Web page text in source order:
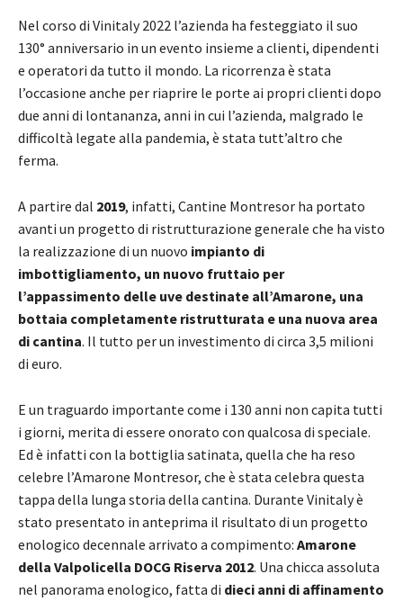
Nel corso di Vinitaly 2022 l’azienda ha festeggiato il suo
130° anniversario in un evento insieme a clienti, dipendenti
e operatori da tutto il mondo. La ricorrenza è stata
l’occasione anche per riaprire le porte ai propri clienti dopo
due anni di lontananza, anni in cui l’azienda, malgrado le
difficoltà legate alla pandemia, è stata tutt’altro che
ferma.
A partire dal 2019, infatti, Cantine Montresor ha portato
avanti un progetto di ristrutturazione generale che ha visto
la realizzazione di un nuovo impianto di
imbottigliamento, un nuovo fruttaio per
l’appassimento delle uve destinate all’Amarone, una
bottaia completamente ristrutturata e una nuova area
di cantina. Il tutto per un investimento di circa 3,5 milioni
di euro.
E un traguardo importante come i 130 anni non capita tutti
i giorni, merita di essere onorato con qualcosa di speciale.
Ed è infatti con la bottiglia satinata, quella che ha reso
celebre l’Amarone Montresor, che è stata celebra questa
tappa della lunga storia della cantina. Durante Vinitaly è
stato presentato in anteprima il risultato di un progetto
enologico decennale arrivato a compimento: Amarone
della Valpolicella DOCG Riserva 2012. Una chicca assoluta
nel panorama enologico, fatta di dieci anni di affinamento